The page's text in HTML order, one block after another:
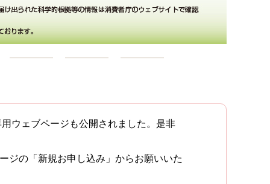
ウェブページも公開されました。是非
の「新規お申し込み」からお願いいた